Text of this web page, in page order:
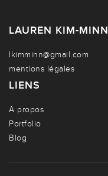
LAUREN KIM-MINN
lkimminn@gmail.com
mentions légales
LIENS
A propos
Portfolio
Blog